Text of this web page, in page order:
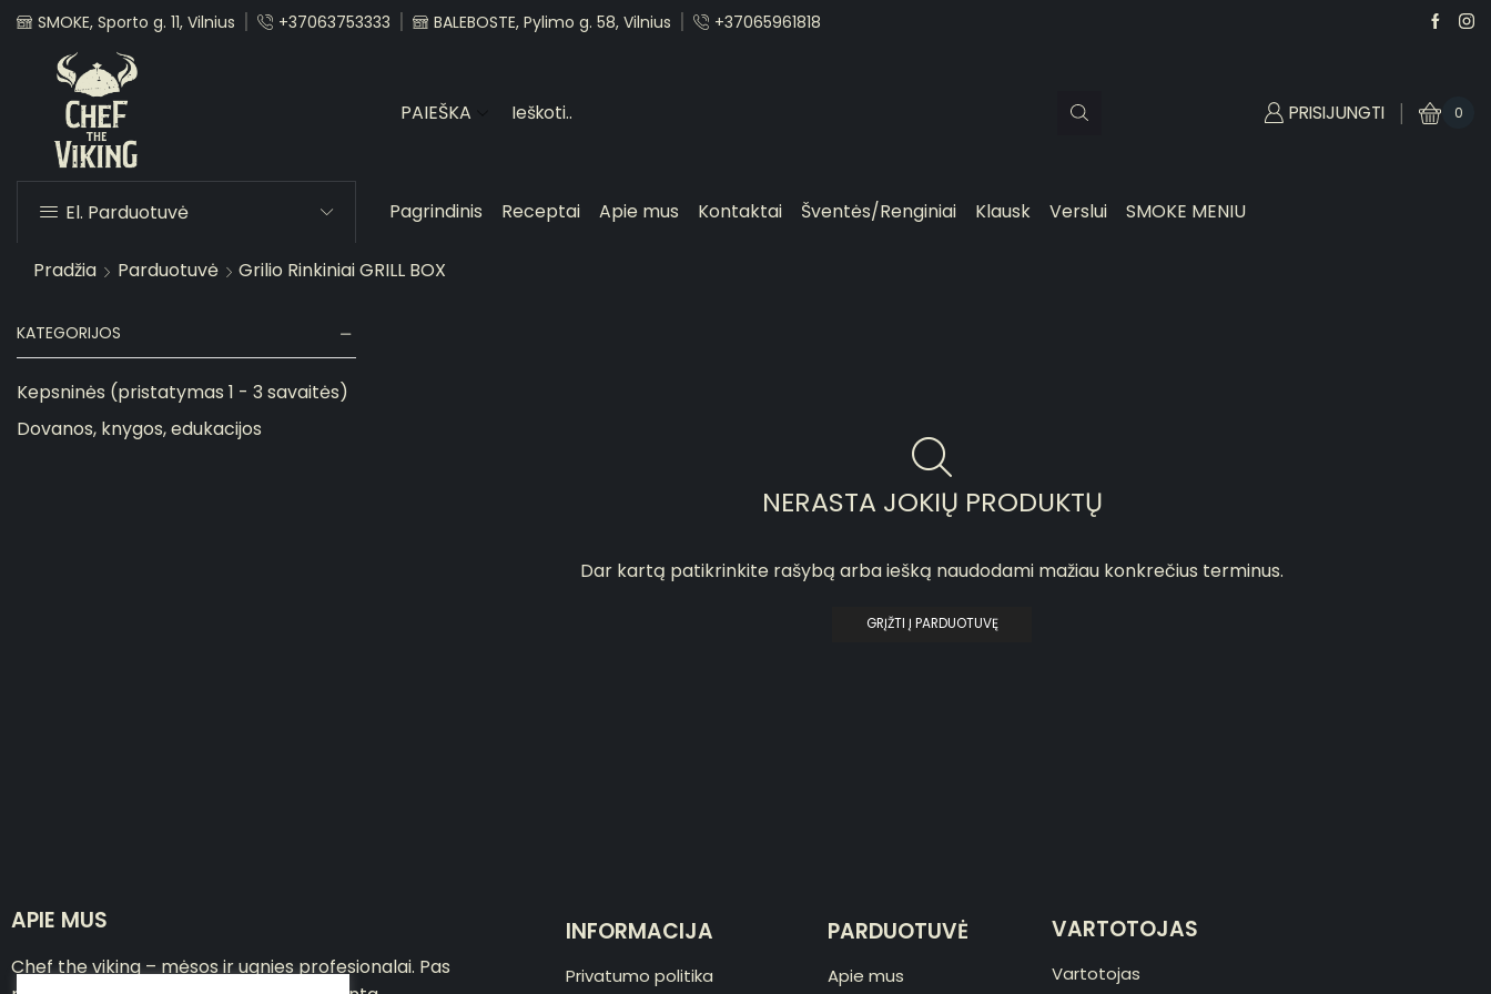
SMOKE, Sporto g. 11, Vilnius +37063753333 BALEBOSTE, Pylimo g. 58, Vilnius +37065961818
PAIEŠKA PRISIJUNGTI 0
El. Parduotuvė Pagrindinis Receptai Apie mus Kontaktai Šventės/Renginiai Klausk Verslui SMOKE MENIU
Pradžia Parduotuvė Grilio Rinkiniai GRILL BOX
NERASTA JOKIŲ PRODUKTŲ
Dar kartą patikrinkite rašybą arba iešką naudodami mažiau konkrečius terminus.
GRĮŽTI Į PARDUOTUVĘ
KATEGORIJOS
Kepsninės (pristatymas 1 - 3 savaitės)
Dovanos, knygos, edukacijos
APIE MUS
Chef the viking – mėsos ir ugnies profesionalai. Pas
INFORMACIJA
Privatumo politika
PARDUOTUVĖ
Apie mus
VARTOTOJAS
Vartotojas